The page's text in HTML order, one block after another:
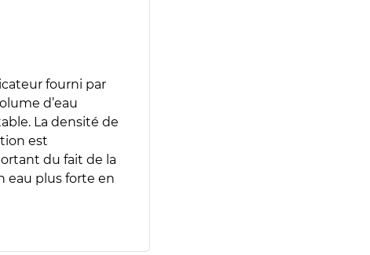
fourni par
d’eau
La densité de
est
du fait de la
eau plus forte en